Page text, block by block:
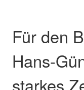
Für den
Hans-
starkes